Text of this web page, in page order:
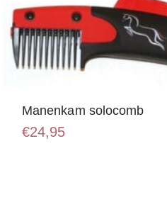
Manenkam solocomb
€24,95